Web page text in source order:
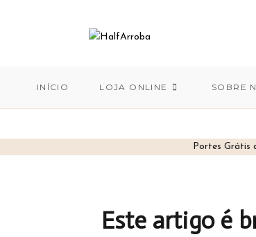
Portes Grátis
INÍCIO LOJA ONLINE SOBRE
Este artigo é